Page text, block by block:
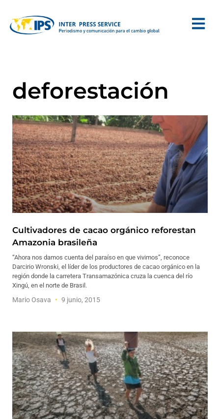
deforestación
Cultivadores de cacao orgánico reforestan
Amazonia brasileña
“Ahora nos damos cuenta del paraíso en que vivimos”, reconoce
Darcirio Wronski, el líder de los productores de cacao orgánico en la
región donde la carretera Transamazónica cruza la cuenca del río
Xingú, en el norte de Brasil.
Mario Osava 9 junio, 2015